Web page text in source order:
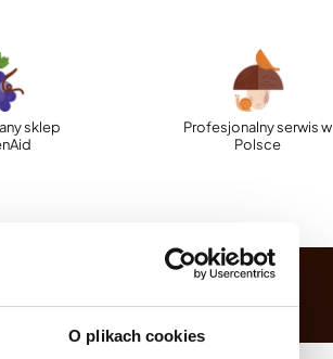
O plikach cookies
sklep
Profesjonalny serwis w
Polsce